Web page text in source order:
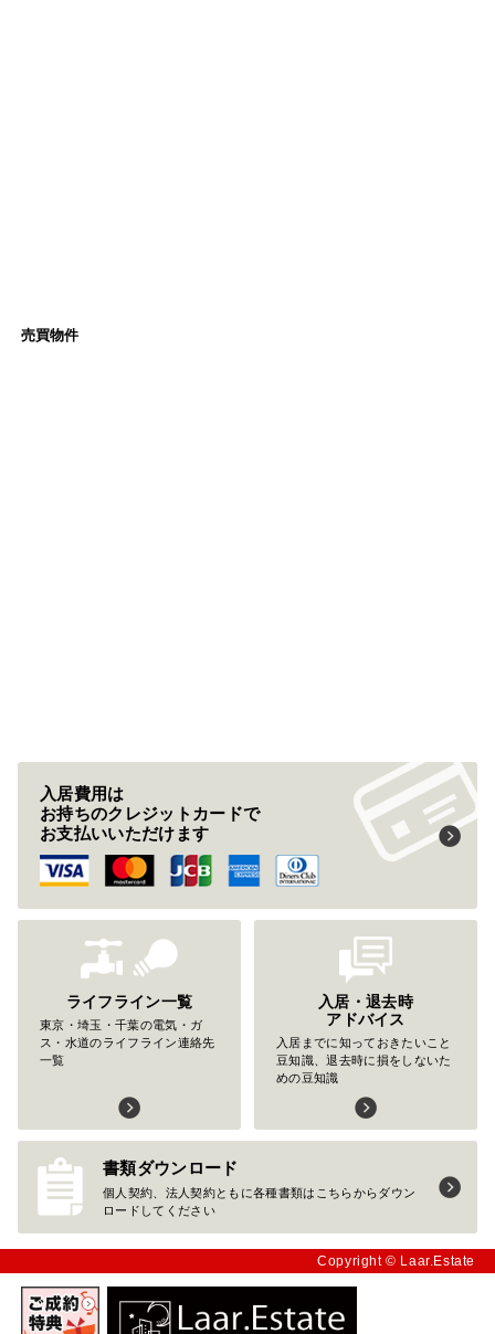
売買物件
入居費用は
お持ちのクレジットカードで
お支払いいただけます
ライフライン一覧
東京・埼玉・千葉の電気・ガ
ス・水道のライフライン連絡先
一覧
入居・退去時
アドバイス
入居までに知っておきたいこと
豆知識、退去時に損をしないた
めの豆知識
書類ダウンロード
個人契約、法人契約ともに各種書類はこちらからダウン
ロードしてください
Copyright © Laar.Estate